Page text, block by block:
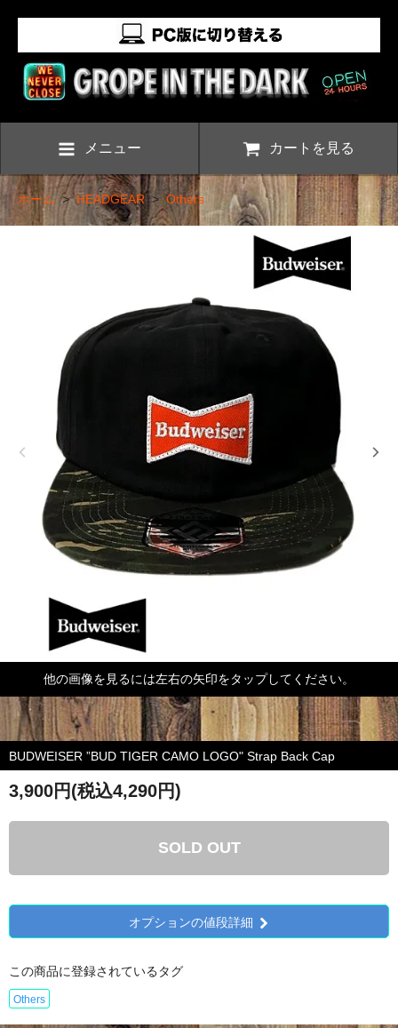
メニュー カートを見る
ホーム>HEADGEAR>Others
他の画像を見るには左右の矢印をタップしてください。
BUDWEISER ”BUD TIGER CAMO LOGO" Strap Back Cap
3,900円(税込4,290円)
SOLD OUT
オプションの値段詳細
この商品に登録されているタグ
Others